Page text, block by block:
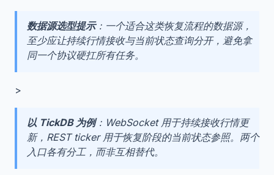
数据源选型提示：一个适合这类恢复流程的数据源，
至少应让持续行情接收与当前状态查询分开，避免拿
同一个协议硬扛所有任务。
>
以 TickDB 为例：WebSocket 用于持续接收行情更
新，REST ticker 用于恢复阶段的当前状态参照。两个
入口各有分工，而非互相替代。